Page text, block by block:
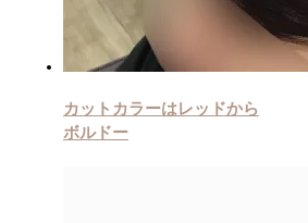
カットカラーはレッドから
ボルドー